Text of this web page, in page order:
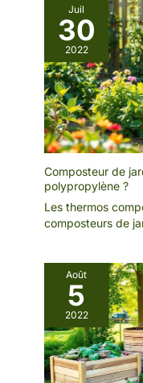
Juil
30
2022
Composteur de
polypropylène ?
Les thermos
composteurs de
Août
5
2022